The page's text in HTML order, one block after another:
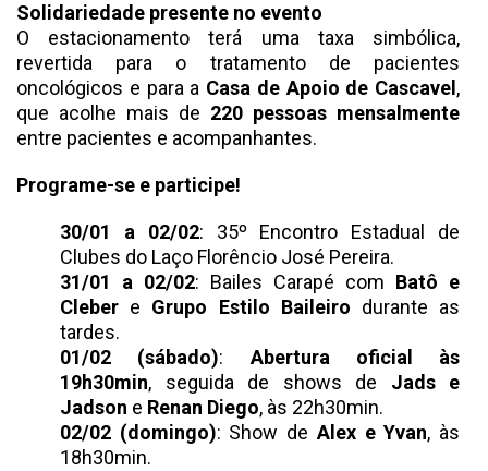
Solidariedade presente no evento
O estacionamento terá uma taxa simbólica,
revertida para o tratamento de pacientes
oncológicos e para a Casa de Apoio de Cascavel ,
que acolhe mais de 220 pessoas mensalmente
entre pacientes e acompanhantes.
Programe-se e participe!
30/01 a 02/02: 35º Encontro Estadual de
Clubes do Laço Florêncio José Pereira.
31/01 a 02/02: Bailes Carapé com Batô e
Cleber e Grupo Estilo Baileiro durante as
tardes.
01/02 (sábado):Abertura oficial às
19h30min, seguida de shows de Jads e
Jadson e Renan Diego, às 22h30min.
02/02 (domingo): Show deAlex e Yvan, às
18h30min.